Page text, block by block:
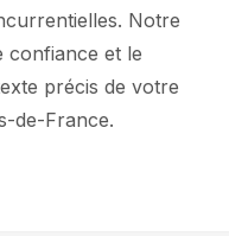
Notre
confiance et le
précis de votre
de-France.